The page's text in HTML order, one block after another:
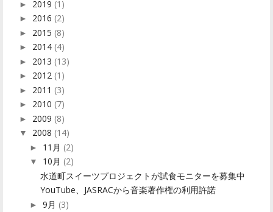
► 2019 (1)
► 2016 (2)
► 2015 (8)
► 2014 (4)
► 2013 (13)
► 2012 (1)
► 2011 (3)
► 2010 (7)
► 2009 (8)
▼ 2008 (14)
► 11月 (2)
▼ 10月 (2)
水道町スイーツプロジェクトが試食モニターを募集中
YouTube、JASRACから音楽著作権の利用許諾
► 9月 (3)